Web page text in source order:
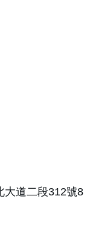
大道二段312號8